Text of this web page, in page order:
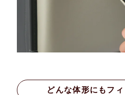
どんな体形にもフ